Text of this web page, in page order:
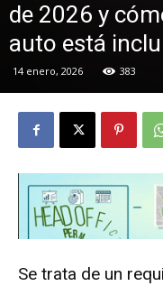
de 2026 y
auto está
14 enero, 2026 383
Se trata de un